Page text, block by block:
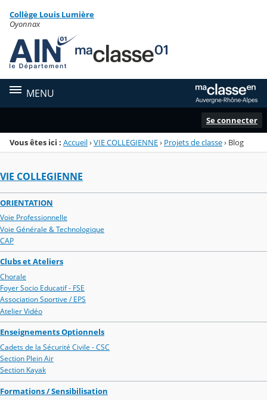
Menu de la rubrique
Contenu
Collège Louis Lumière
Oyonnax
MENU
Se connecter
Vous êtes ici : Accueil›VIE COLLEGIENNE› Projets de classe› Blog
VIE COLLEGIENNE
ORIENTATION
Voie Professionnelle
Voie Générale & Technologique
CAP
Clubs et Ateliers
Chorale
Foyer Socio Educatif - FSE
Association Sportive / EPS
Atelier Vidéo
Enseignements Optionnels
Cadets de la Sécurité Civile - CSC
Section Plein Air
Section Kayak
Formations / Sensibilisation